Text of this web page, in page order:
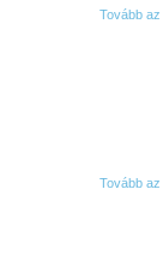
Tovább
Tovább